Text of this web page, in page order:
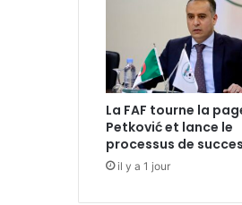
La FAF tourne la
Petković et lance le
processus de
il y a 1 jour